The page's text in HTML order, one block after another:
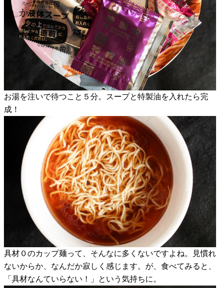
お湯を注いで待つこと５分。スープと特製油を入れたら完
成！
具材０のカップ麺って、そんなに多くないですよね。見慣れ
ないからか、なんだか寂しく感じます。が、食べてみると、
「具材なんていらない！」という気持ちに。